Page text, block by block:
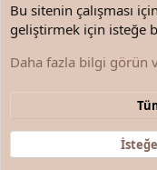
Şartlar ve
Community platform by
Bu sitenin çalışması
geliştirmek için isteğe
Daha fazla bilgi görün